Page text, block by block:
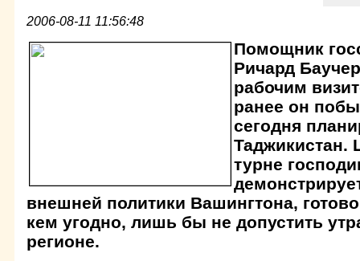
2006-08-11 11:56:48
Помощник
Ричард
рабочим
ранее он
сегодня
Таджикистан.
турне
внешней политики Вашингтона,
кем угодно, лишь бы не допустить
регионе.